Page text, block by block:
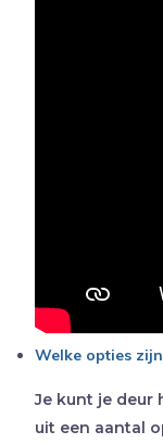
Welke opties
Je kunt je deur
uit een aantal